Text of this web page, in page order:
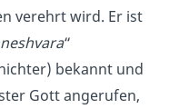
verehrt wird. Er ist
“
bekannt und
Gott angerufen,